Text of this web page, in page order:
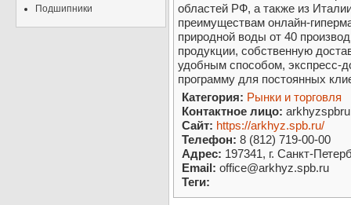
Подшипники
областей РФ, а также из
преимуществам онлайн-
природной воды от 40
продукции, собственную
удобным способом, экспресс-
программу для постоянных
Категория: Рынки и торговля
Контактное лицо: arkhyzspbru
Сайт: https://arkhyz.spb.ru/
Телефон: 8 (812) 719-00-00
Адрес: 197341, г. Санкт-
Email: office@arkhyz.spb.ru
Теги: